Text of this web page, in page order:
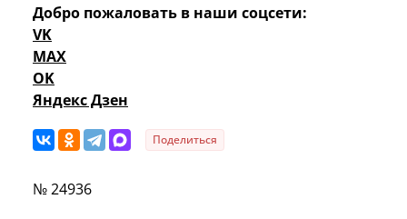
Добро пожаловать в наши соцсети:
VK
MAX
OK
Яндекс Дзен
Поделиться
№ 24936